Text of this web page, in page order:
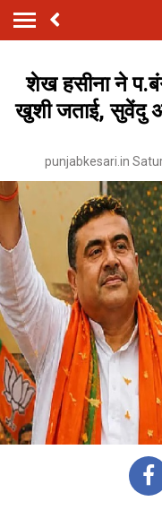
शेख हसीना ने
खुशी जताई, सुवेंदु
punjabkesari.in